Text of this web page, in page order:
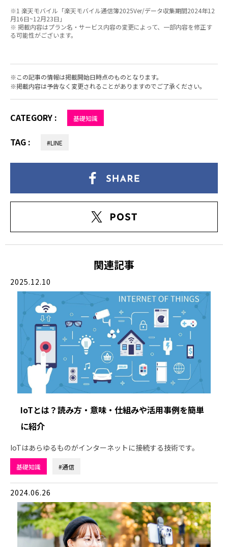
※1 楽天モバイル「楽天モバイル通信簿2025Ver/データ収集期間2024年12
月16日~12月23日」
※ 掲載内容はプラン名・サービス内容の変更によって、一部内容を修正す
る可能性がございます。
この記事の情報は掲載開始日時点のものとなります。
掲載内容は予告なく変更されることがありますのでご了承ください。
CATEGORY : 基礎知識
TAG : #LINE
関連記事
2025.12.10
IoTとは？読み方・意味・仕組みや活用事例を簡単
に紹介
IoTはあらゆるものがインターネットに接続する技術です。
基礎知識 #通信
2024.06.26